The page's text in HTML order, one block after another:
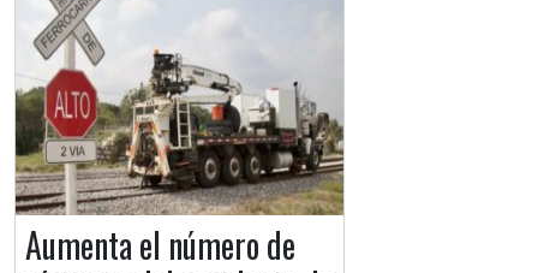
Aumenta el número de